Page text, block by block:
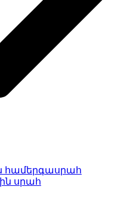
համերգասրահ
սրահ